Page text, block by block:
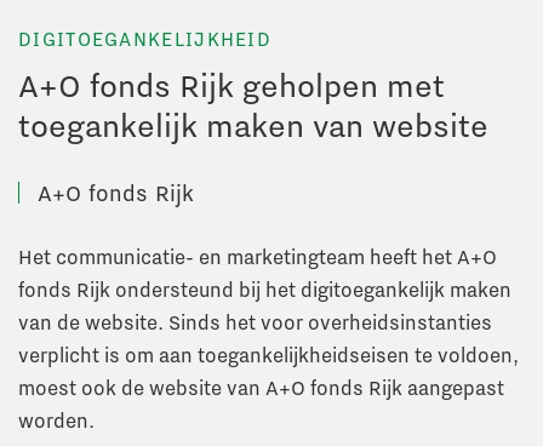
DIGITOEGANKELIJKHEID
A+O fonds Rijk geholpen met
toegankelijk maken van website
A+O fonds Rijk
Het communicatie- en marketingteam heeft het A+O
fonds Rijk ondersteund bij het digitoegankelijk maken
van de website. Sinds het voor overheidsinstanties
verplicht is om aan toegankelijkheidseisen te voldoen,
moest ook de website van A+O fonds Rijk aangepast
worden.